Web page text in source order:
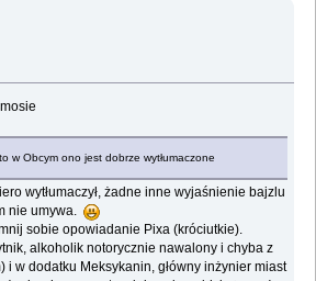
w Obcym ono jest dobrze wytłumaczone
wytłumaczył, żadne inne wyjaśnienie bajzlu
nie umywa.
sobie opowiadanie Pixa (króciutkie).
alkoholik notorycznie nawalony i chyba z
i w dodatku Meksykanin, główny inżynier miast